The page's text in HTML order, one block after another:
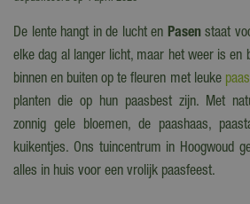
De lente hangt in de lucht en Pasenstaat
elke dag al langer licht, maar het weer is en
binnen en buiten op te fleuren met leuke
planten die op hun paasbest zijn. Met
zonnig gele bloemen, de paashaas,
kuikentjes. Ons tuincentrum in Hoogwoud
alles in huis voor een vrolijk paasfeest.